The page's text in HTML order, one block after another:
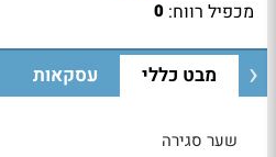
מכפיל רווח: 0
מבט כללי עסקאות
שער סגירה